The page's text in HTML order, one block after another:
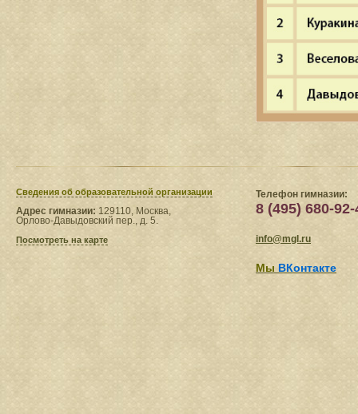
Сведения​ об образовательной организации
Адрес гимназии: 129110, Москва,
Орлово-Давыдовский пер., д. 5.
Посмотреть на карте
Телефон гимназии:
8 (495) 680-92-
info@mgl.ru
Мы ВКонтакте